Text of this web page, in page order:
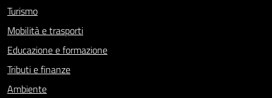
Turismo
Mobilità e trasporti
Educazione e formazione
Tributi e finanze
Ambiente